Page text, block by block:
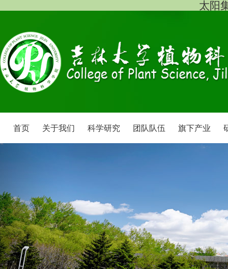
太阳
首页 关于我们 科学研究 团队队伍 旗下产业